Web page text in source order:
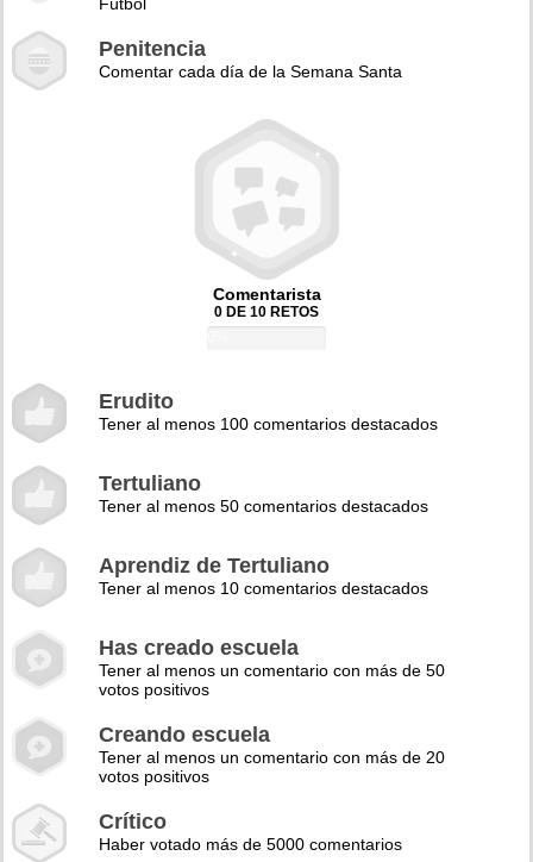
Penitencia
Comentar cada día de la Semana Santa
Comentarista
0 DE 10 RETOS
Erudito
Tener al menos 100 comentarios destacados
Tertuliano
Tener al menos 50 comentarios destacados
Aprendiz de Tertuliano
Tener al menos 10 comentarios destacados
Has creado escuela
Tener al menos un comentario con más de 50
votos positivos
Creando escuela
Tener al menos un comentario con más de 20
votos positivos
Crítico
Haber votado más de 5000 comentarios